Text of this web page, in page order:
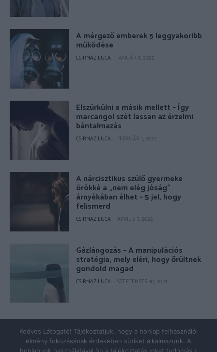
A mérgező emberek 5 leggyakoribb
működése
CSIRMAZ LUCA JANUÁR 9, 2022
Elszürkülni a másik mellett – Így
marcangol szét lassan az érzelmi
bántalmazás
CSIRMAZ LUCA FEBRUÁR 1, 2021
A nárcisztikus szülő gyermeke
örökké a „nem elég jóság”
árnyékában élhet – 5 jel, hogy
felismerd
CSIRMAZ LUCA ÁPRILIS 3, 2022
Gázlángozás – A manipulációs
stratégia, mely eléri, hogy őrültnek
gondold magad
CSIRMAZ LUCA SZEPTEMBER 10, 2021
© Copyright 2026 - pszicholive.hu
Impresszum Adatkezelés
Kedves Látogató! Tájékoztatjuk, hogy a honlap felhasználói
élmény fokozásának érdekében sütiket alkalmazunk. A